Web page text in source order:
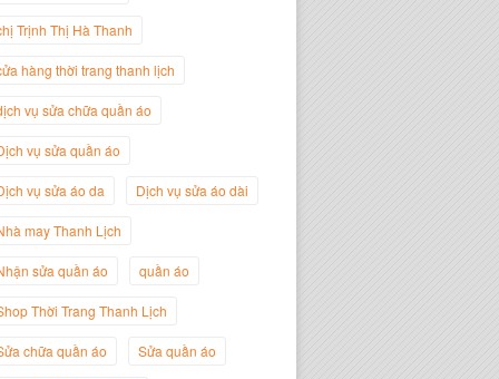
Nguyễn Minh Đức
Nguyễn
Trịnh Thị Hà Thanh
hàng thời trang thanh lịch
vụ sửa chữa quần áo
vụ sửa quần áo
vụ sửa áo da Dịch vụ sửa áo dài
may Thanh Lịch
sửa quần áo quần áo
Thời Trang Thanh Lịch
chữa quần áo Sửa quần áo